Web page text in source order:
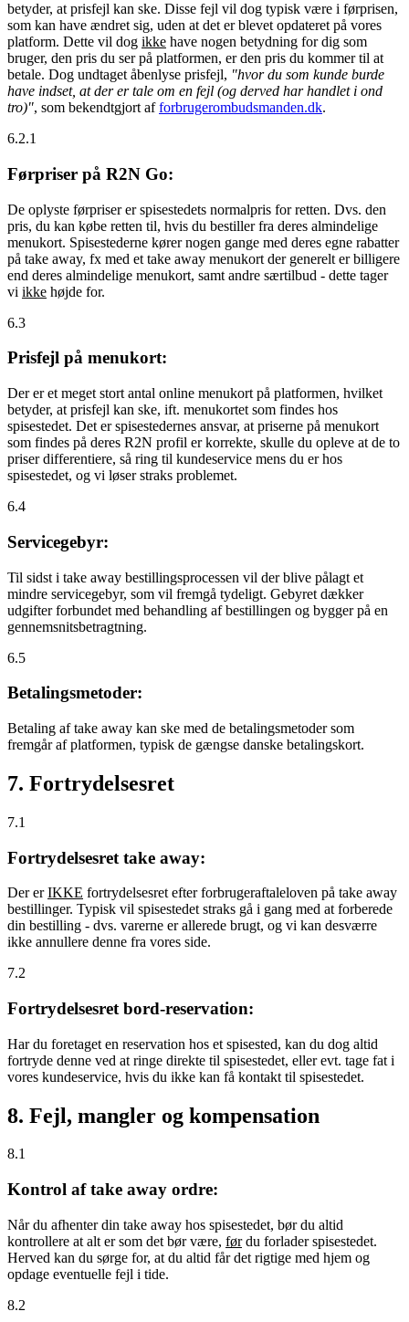
betyder, at prisfejl kan ske. Disse fejl vil dog typisk være i førprisen,
som kan have ændret sig, uden at det er blevet opdateret på vores
platform. Dette vil dog ikke have nogen betydning for dig som
bruger, den pris du ser på platformen, er den pris du kommer til at
betale. Dog undtaget åbenlyse prisfejl, "hvor du som kunde burde
have indset, at der er tale om en fejl (og derved har handlet i ond
tro)", som bekendtgjort afforbrugerombudsmanden.dk.
6.2.1
Førpriser på R2N Go:
De oplyste førpriser er spisestedets normalpris for retten. Dvs. den
pris, du kan købe retten til, hvis du bestiller fra deres almindelige
menukort. Spisestederne kører nogen gange med deres egne rabatter
på take away, fx med et take away menukort der generelt er billigere
end deres almindelige menukort, samt andre særtilbud - dette tager
vi ikke højde for.
6.3
Prisfejl på menukort:
Der er et meget stort antal online menukort på platformen, hvilket
betyder, at prisfejl kan ske, ift. menukortet som findes hos
spisestedet. Det er spisestedernes ansvar, at priserne på menukort
som findes på deres R2N profil er korrekte, skulle du opleve at de to
priser differentiere, så ring til kundeservice mens du er hos
spisestedet, og vi løser straks problemet.
6.4
Servicegebyr:
Til sidst i take away bestillingsprocessen vil der blive pålagt et
mindre servicegebyr, som vil fremgå tydeligt. Gebyret dækker
udgifter forbundet med behandling af bestillingen og bygger på en
gennemsnitsbetragtning.
6.5
Betalingsmetoder:
Betaling af take away kan ske med de betalingsmetoder som
fremgår af platformen, typisk de gængse danske betalingskort.
7. Fortrydelsesret
7.1
Fortrydelsesret take away:
Der erIKKE fortrydelsesret efter forbrugeraftaleloven på take away
bestillinger. Typisk vil spisestedet straks gå i gang med at forberede
din bestilling - dvs. varerne er allerede brugt, og vi kan desværre
ikke annullere denne fra vores side.
7.2
Fortrydelsesret bord-reservation:
Har du foretaget en reservation hos et spisested, kan du dog altid
fortryde denne ved at ringe direkte til spisestedet, eller evt. tage fat i
vores kundeservice, hvis du ikke kan få kontakt til spisestedet.
8. Fejl, mangler og kompensation
8.1
Kontrol af take away ordre:
Når du afhenter din take away hos spisestedet, bør du altid
kontrollere at alt er som det bør være, førdu forlader spisestedet.
Herved kan du sørge for, at du altid får det rigtige med hjem og
opdage eventuelle fejl i tide.
8.2